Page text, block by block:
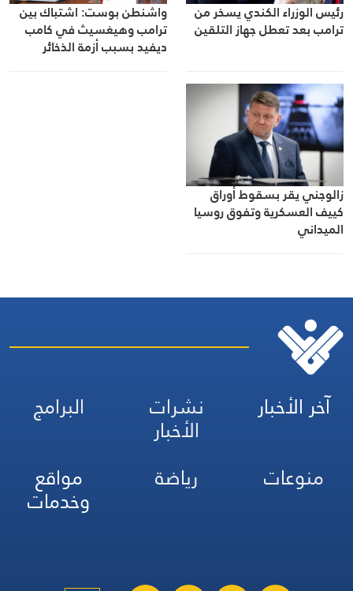
رئيس الوزراء الكندي يسخر من
ترامب بعد تعطل جهاز التلقين
واشنطن بوست: اشتباك بين
ترامب وهيغسيث في كامب
ديفيد بسبب أزمة الذخائر
زالوجني يقر بسقوط أوراق
كييف العسكرية وتفوق روسيا
الميداني
آخر الأخبار نشرات
الأخبار
البرامج
منوعات
رياضة مواقع
وخدمات